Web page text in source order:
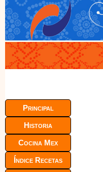
Principal
Historia
Cocina Mex
Índice Recetas